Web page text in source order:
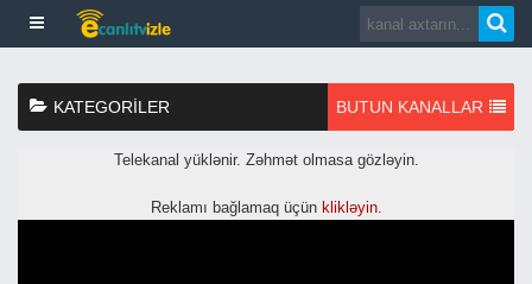
KATEGORILER BUTUN KANALLAR